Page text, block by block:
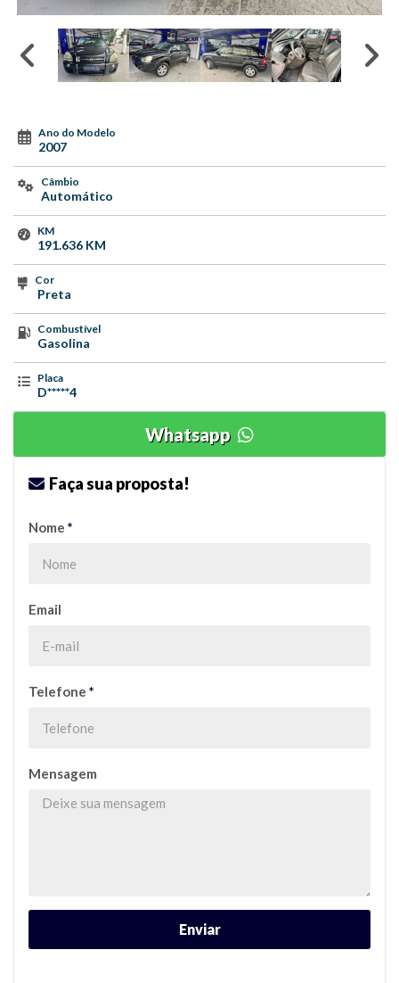
Ano do Modelo
2007
Câmbio
Automático
KM
191.636 KM
Cor
Preta
Combustível
Gasolina
Placa
D*****4
Whatsapp
Faça sua proposta!
Nome *
Email
Telefone *
Mensagem